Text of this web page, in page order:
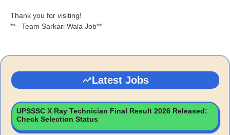
Thank you for visiting!
**– Team Sarkari Wala Job**
Latest Jobs
UPSSSC X Ray Technician Final Result 2026 Released:
Check Selection Status